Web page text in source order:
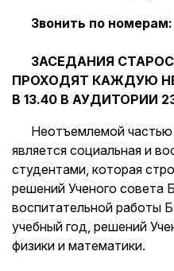
Звонить по номерам:
ЗАСЕДАНИЯ
ПРОХОДЯТ КАЖДУЮ
В 13.40 В АУДИТОРИИ
Неотъемлемой частью
является социальная и
студентами, которая
решений Ученого совета
воспитательной работы
учебный год, решений
физики и математики.